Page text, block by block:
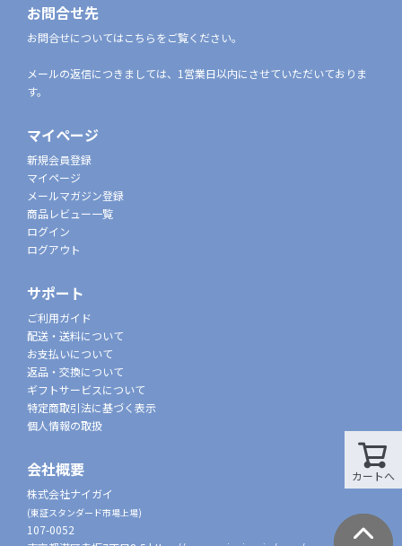
カートへ
お問合せ先
お問合せについてはこちらをご覧ください。
メールの返信につきましては、1営業日以内にさせていただいておりま
す。
マイページ
新規会員登録
マイページ
メールマガジン登録
商品レビュー一覧
ログイン
ログアウト
サポート
ご利用ガイド
配送・送料について
お支払いについて
返品・交換について
ギフトサービスについて
特定商取引法に基づく表示
個人情報の取扱
会社概要
株式会社ナイガイ
(東証スタンダード市場上場)
107-0052